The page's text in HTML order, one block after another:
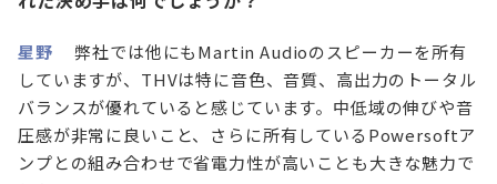
星野
弊社では他にもMartin Audioのスピーカーを所有
していますが、THVは特に音色、音質、高出力のトータル
バランスが優れていると感じています。中低域の伸びや音
圧感が非常に良いこと、さらに所有しているPowersoftア
ンプとの組み合わせで省電力性が高いことも大きな魅力で